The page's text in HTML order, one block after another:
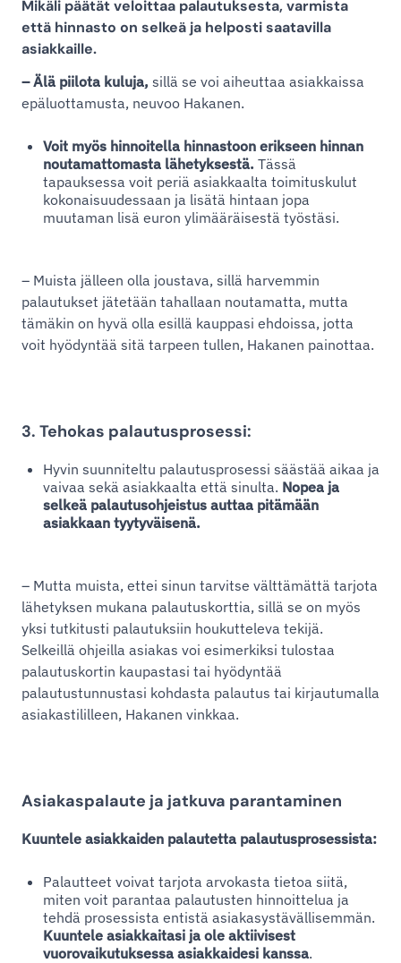
Mikäli päätät veloittaa palautuksesta, varmista
että hinnasto on selkeä ja helposti saatavilla
asiakkaille.
– Älä piilota kuluja, sillä se voi aiheuttaa asiakkaissa
epäluottamusta, neuvoo Hakanen.
Voit myös hinnoitella hinnastoon erikseen hinnan
noutamattomasta lähetyksestä. Tässä
tapauksessa voit periä asiakkaalta toimituskulut
kokonaisuudessaan ja lisätä hintaan jopa
muutaman lisä euron ylimääräisestä työstäsi.
– Muista jälleen olla joustava, sillä harvemmin
palautukset jätetään tahallaan noutamatta, mutta
tämäkin on hyvä olla esillä kauppasi ehdoissa, jotta
voit hyödyntää sitä tarpeen tullen, Hakanen painottaa.
3. Tehokas palautusprosessi:
Hyvin suunniteltu palautusprosessi säästää aikaa ja
vaivaa sekä asiakkaalta että sinulta. Nopea ja
selkeä palautusohjeistus auttaa pitämään
asiakkaan tyytyväisenä.
– Mutta muista, ettei sinun tarvitse välttämättä tarjota
lähetyksen mukana palautuskorttia, sillä se on myös
yksi tutkitusti palautuksiin houkutteleva tekijä.
Selkeillä ohjeilla asiakas voi esimerkiksi tulostaa
palautuskortin kaupastasi tai hyödyntää
palautustunnustasi kohdasta palautus tai kirjautumalla
asiakastililleen, Hakanen vinkkaa.
Asiakaspalaute ja jatkuva parantaminen
Kuuntele asiakkaiden palautetta palautusprosessista:
Palautteet voivat tarjota arvokasta tietoa siitä,
miten voit parantaa palautusten hinnoittelua ja
tehdä prosessista entistä asiakasystävällisemmän.
Kuuntele asiakkaitasi ja ole aktiivisest
vuorovaikutuksessa asiakkaidesi kanssa.